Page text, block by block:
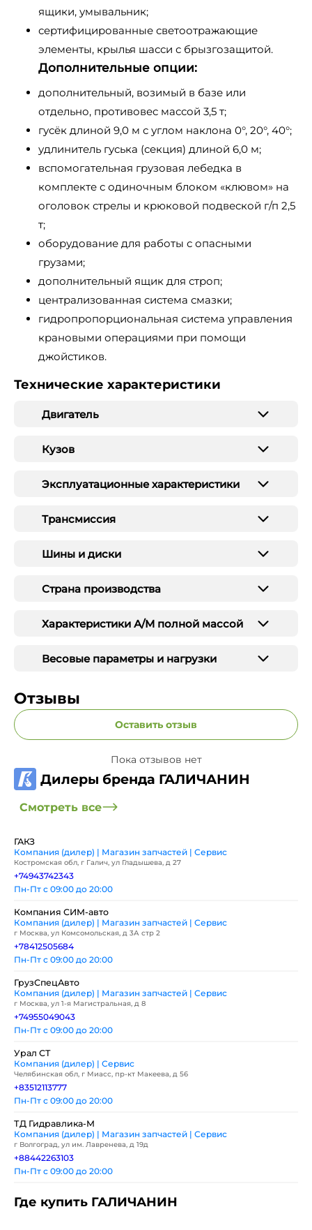
ящики, умывальник;
сертифицированные светоотражающие
элементы, крылья шасси с брызгозащитой.
Дополнительные опции:
дополнительный, возимый в базе или
отдельно, противовес массой 3,5 т;
гусёк длиной 9,0 м с углом наклона 0°, 20°, 40°;
удлинитель гуська (секция) длиной 6,0 м;
вспомогательная грузовая лебедка в
комплекте с одиночным блоком «клювом» на
оголовок стрелы и крюковой подвеской г/п 2,5
т;
оборудование для работы с опасными
грузами;
дополнительный ящик для строп;
централизованная система смазки;
гидропропорциональная система управления
крановыми операциями при помощи
джойстиков.
Технические характеристики
Двигатель
Кузов
Эксплуатационные характеристики
Трансмиссия
Шины и диски
Страна производства
Характеристики А/М полной массой
Весовые параметры и нагрузки
Отзывы
Оставить отзыв
Пока отзывов нет
Дилеры бренда ГАЛИЧАНИН
Смотреть все
ГАКЗ
Компания (дилер) | Магазин запчастей | Сервис
Костромская обл, г Галич, ул Гладышева, д 27
+74943742343
Пн-Пт с 09:00 до 20:00
Компания СИМ-авто
Компания (дилер) | Магазин запчастей | Сервис
г Москва, ул Комсомольская, д 3А стр 2
+78412505684
Пн-Пт с 09:00 до 20:00
ГрузСпецАвто
Компания (дилер) | Магазин запчастей | Сервис
г Москва, ул 1-я Магистральная, д 8
+74955049043
Пн-Пт с 09:00 до 20:00
Урал СТ
Компания (дилер) | Сервис
Челябинская обл, г Миасс, пр-кт Макеева, д 56
+83512113777
Пн-Пт с 09:00 до 20:00
ТД Гидравлика-М
Компания (дилер) | Магазин запчастей | Сервис
г Волгоград, ул им. Лавренева, д 19д
+88442263103
Пн-Пт с 09:00 до 20:00
Где купить ГАЛИЧАНИН